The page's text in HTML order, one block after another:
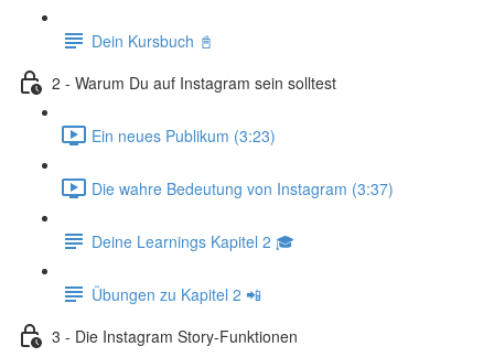
Dein Kursbuch 📓
2 - Warum Du auf Instagram sein solltest
Ein neues Publikum (3:23)
Die wahre Bedeutung von Instagram (3:37)
Deine Learnings Kapitel 2 🎓
Übungen zu Kapitel 2 📲
3 - Die Instagram Story-Funktionen